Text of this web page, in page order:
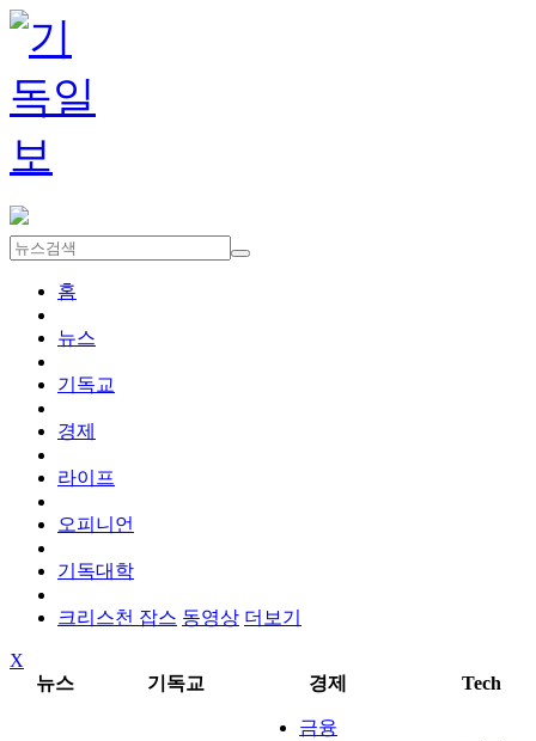
홈
뉴스
기독교
경제
라이프
오피니언
기독대학
크리스천 잡스 동영상 더보기
X
뉴스
기독교 경제 Tech
금융